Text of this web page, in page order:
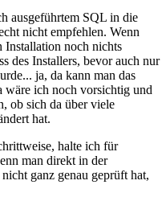
ausgeführtem SQL in die
nicht empfehlen. Wenn
noch nichts
des Installers, bevor auch nur
ja, da kann man das
wäre ich noch vorsichtig und
ob sich da über viele
hat.
halte ich für
man direkt in der
ganz genau geprüft hat,